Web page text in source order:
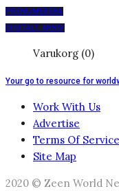
PRENUMERERA
DIGITALT ARKIV
Varukorg (0)
Your go to resource for
Work With Us
Advertise
Terms Of Service
Site Map
2020 © Zeen World